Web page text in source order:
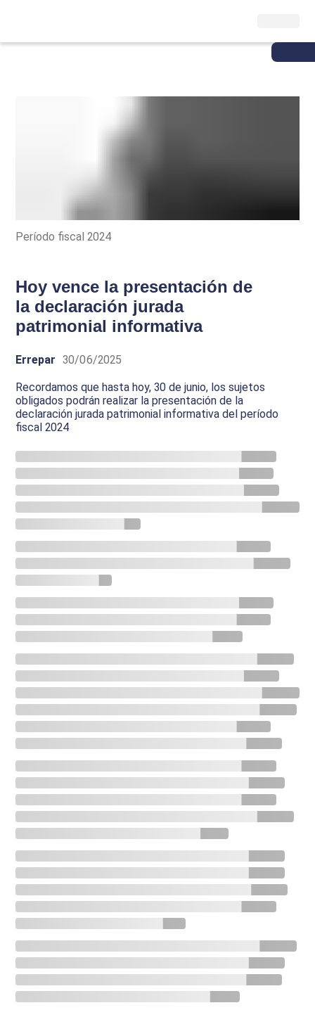
Período fiscal 2024
Hoy vence la presentación de
la declaración jurada
patrimonial informativa
Errepar 30/06/2025
Recordamos que hasta hoy, 30 de junio, los sujetos
obligados podrán realizar la presentación de la
declaración jurada patrimonial informativa del período
fiscal 2024